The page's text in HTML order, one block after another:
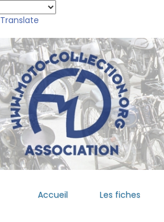
Translate
Accueil Les fiches